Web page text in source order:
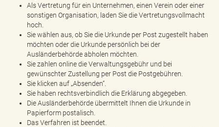
Als Vertretung für ein Unternehmen, einen Verein oder einer
sonstigen Organisation, laden Sie die Vertretungsvollmacht
hoch.
Sie wählen aus, ob Sie die Urkunde per Post zugestellt haben
möchten oder die Urkunde persönlich bei der
Ausländerbehörde abholen möchten.
Sie zahlen online die Verwaltungsgebühr und bei
gewünschter Zustellung per Post die Postgebühren.
Sie klicken auf „Absenden“.
Sie haben rechtsverbindlich die Erklärung abgegeben.
Die Ausländerbehörde übermittelt Ihnen die Urkunde in
Papierform postalisch.
Das Verfahren ist beendet.